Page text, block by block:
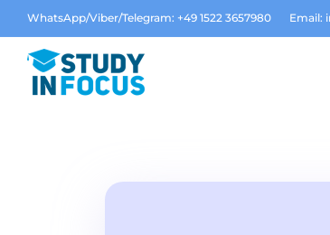
WhatsApp/Viber/Telegram: +49 1522 3657980 Email: